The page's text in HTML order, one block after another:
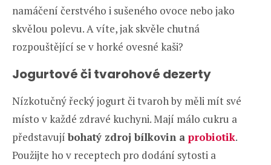
namáčení čerstvého i sušeného ovoce nebo jako
skvělou polevu. A víte, jak skvěle chutná
rozpouštějící se v horké ovesné kaši?
Jogurtové či tvarohové dezerty
Nízkotučný řecký jogurt či tvaroh by měli mít své
místo v každé zdravé kuchyni. Mají málo cukru a
představují bohatý zdroj bílkovin a probiotik.
Použijte ho v receptech pro dodání sytosti a